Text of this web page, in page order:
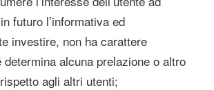
futuro l’informativa ed
investire, non ha carattere
determina alcuna prelazione o altro
agli altri utenti;